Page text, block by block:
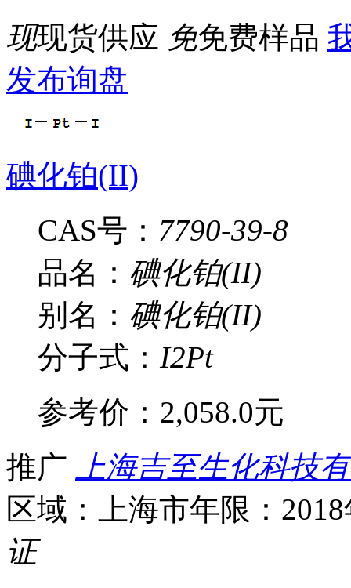
现现货供应 免免费样品
发布询盘
碘化铂(II)
CAS号： 7790-39-8
品名： 碘化铂(II)
别名： 碘化铂(II)
分子式： I2Pt
参考价： 2,058.0元
推广
上海吉至生化科技
区域：上海市年限：
证